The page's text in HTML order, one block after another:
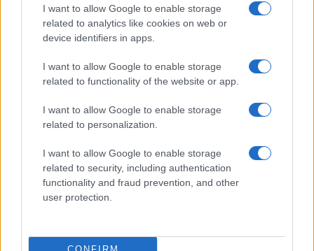
I want to allow Google to enable storage
related to analytics like cookies on web or
device identifiers in apps.
I want to allow Google to enable storage
related to functionality of the website or app.
I want to allow Google to enable storage
related to personalization.
I want to allow Google to enable storage
related to security, including authentication
functionality and fraud prevention, and other
user protection.
CONFIRM
auto. Facciamo alcuni esempi:
fabbricazione di autoWest Coast Customsper
esempio, ha lanciato il suo progetto CarCoin,
offrendo un programma di iscrizione a più livelli
di arte NFT relativa alle auto. Il programma,
esperienze con gli appassionati di auto e celebrità
di serie A.
commissionato opere a cinque artisti di NFT per